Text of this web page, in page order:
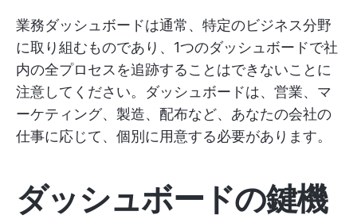
業務ダッシュボードは通常、特定のビジネス分野
に取り組むものであり、1つのダッシュボードで社
内の全プロセスを追跡することはできないことに
注意してください。ダッシュボードは、営業、マ
ーケティング、製造、配布など、あなたの会社の
仕事に応じて、個別に用意する必要があります。
ダッシュボードの鍵機